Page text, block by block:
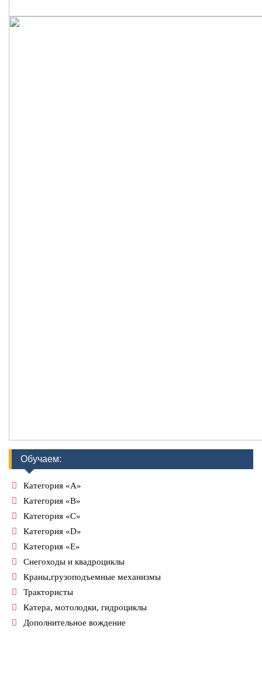
Обучаем:
Категория «А»
Категория «В»
Категория «С»
Категория «D»
Категория «Е»
Снегоходы и квадроциклы
Краны,грузоподъемные механизмы
Трактористы
Катера, мотолодки, гидроциклы
Дополнительное вождение